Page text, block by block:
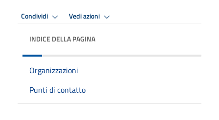
Condividi Vedi azioni
INDICE DELLA PAGINA
Organizzazioni
Punti di contatto